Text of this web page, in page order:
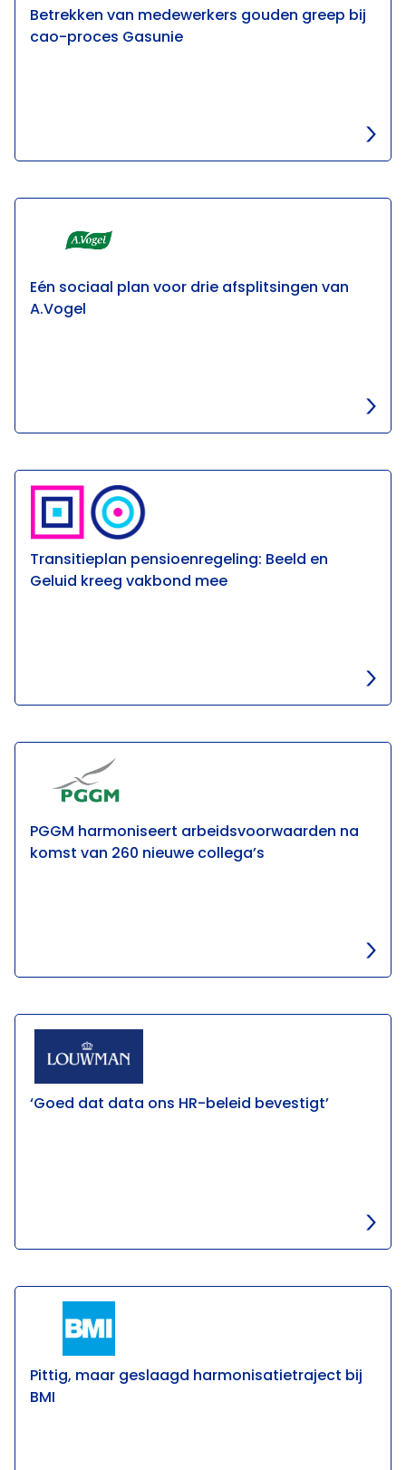
Betrekken van medewerkers gouden greep bij
cao-proces Gasunie
Eén sociaal plan voor drie afsplitsingen van
A.Vogel
Transitieplan pensioenregeling: Beeld en
Geluid kreeg vakbond mee
PGGM harmoniseert arbeidsvoorwaarden na
komst van 260 nieuwe collega’s
‘Goed dat data ons HR-beleid bevestigt’
Pittig, maar geslaagd harmonisatietraject bij
BMI